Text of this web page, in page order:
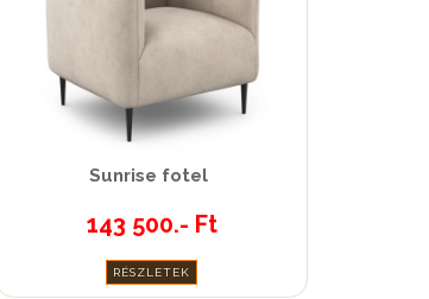
Sunrise fotel
143 500.- Ft
RÉSZLETEK